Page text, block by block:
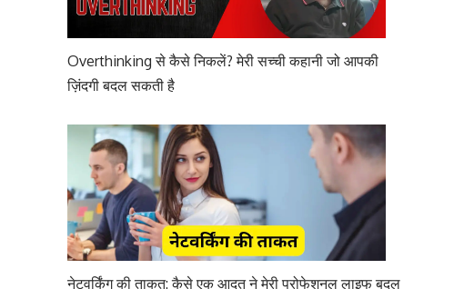
Overthinking से कैसे निकलें? मेरी सच्ची कहानी जो आपकी
ज़िंदगी बदल सकती है
नेटवर्किंग की ताकत: कैसे एक आदत ने मेरी प्रोफेशनल लाइफ बदल